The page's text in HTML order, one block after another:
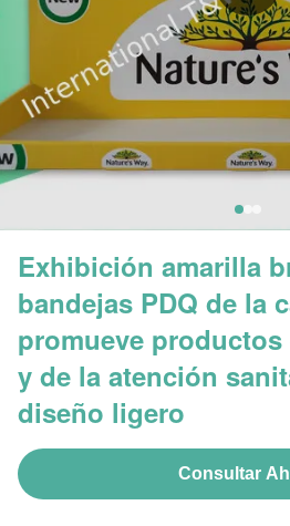
Exhibición amarilla
bandejas PDQ de la
promueve
y de la atención
diseño ligero
Consultar